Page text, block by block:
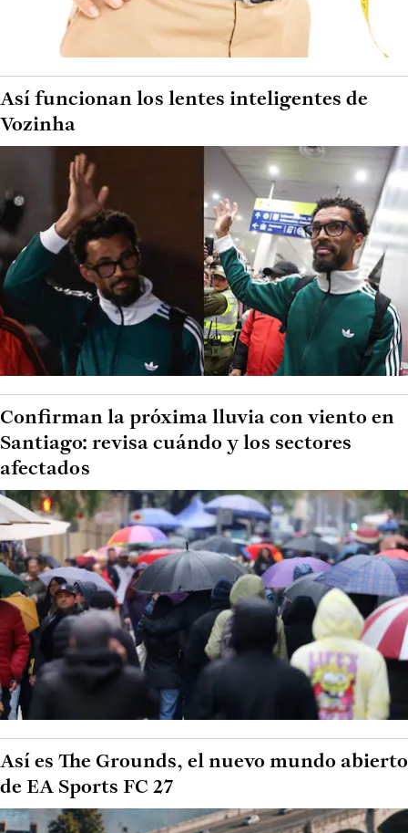
Así funcionan los lentes inteligentes de
Vozinha
Confirman la próxima lluvia con viento en
Santiago: revisa cuándo y los sectores
afectados
Así es The Grounds, el nuevo mundo abierto
de EA Sports FC 27